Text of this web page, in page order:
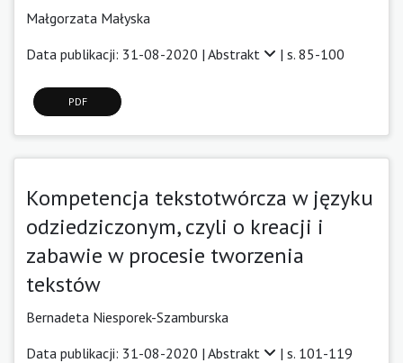
Małgorzata Małyska
Data publikacji: 31-08-2020 | Abstrakt | s. 85-100
PDF
Kompetencja tekstotwórcza w języku
odziedziczonym, czyli o kreacji i
zabawie w procesie tworzenia
tekstów
Bernadeta Niesporek-Szamburska
Data publikacji: 31-08-2020 | Abstrakt | s. 101-119